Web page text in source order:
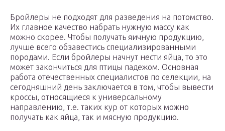
Бройлеры не подходят для разведения на потомство.
Их главное качество набрать нужную массу как
можно скорее. Чтобы получать яичную продукцию,
лучше всего обзавестись специализированными
породами. Если бройлеры начнут нести яйца, то это
может закончиться для птицы падежом. Основная
работа отечественных специалистов по селекции, на
сегодняшний день заключается в том, чтобы вывести
кроссы, относящиеся к универсальному
направлению, т.е. таких кур от которых можно
получать как яйца, так и мясную продукцию.